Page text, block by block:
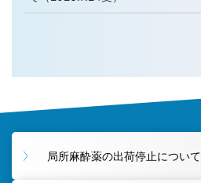
局所麻酔薬の出荷停止について